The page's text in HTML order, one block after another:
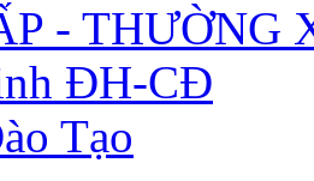
- THƯỜNG
ĐH-CĐ
Tạo